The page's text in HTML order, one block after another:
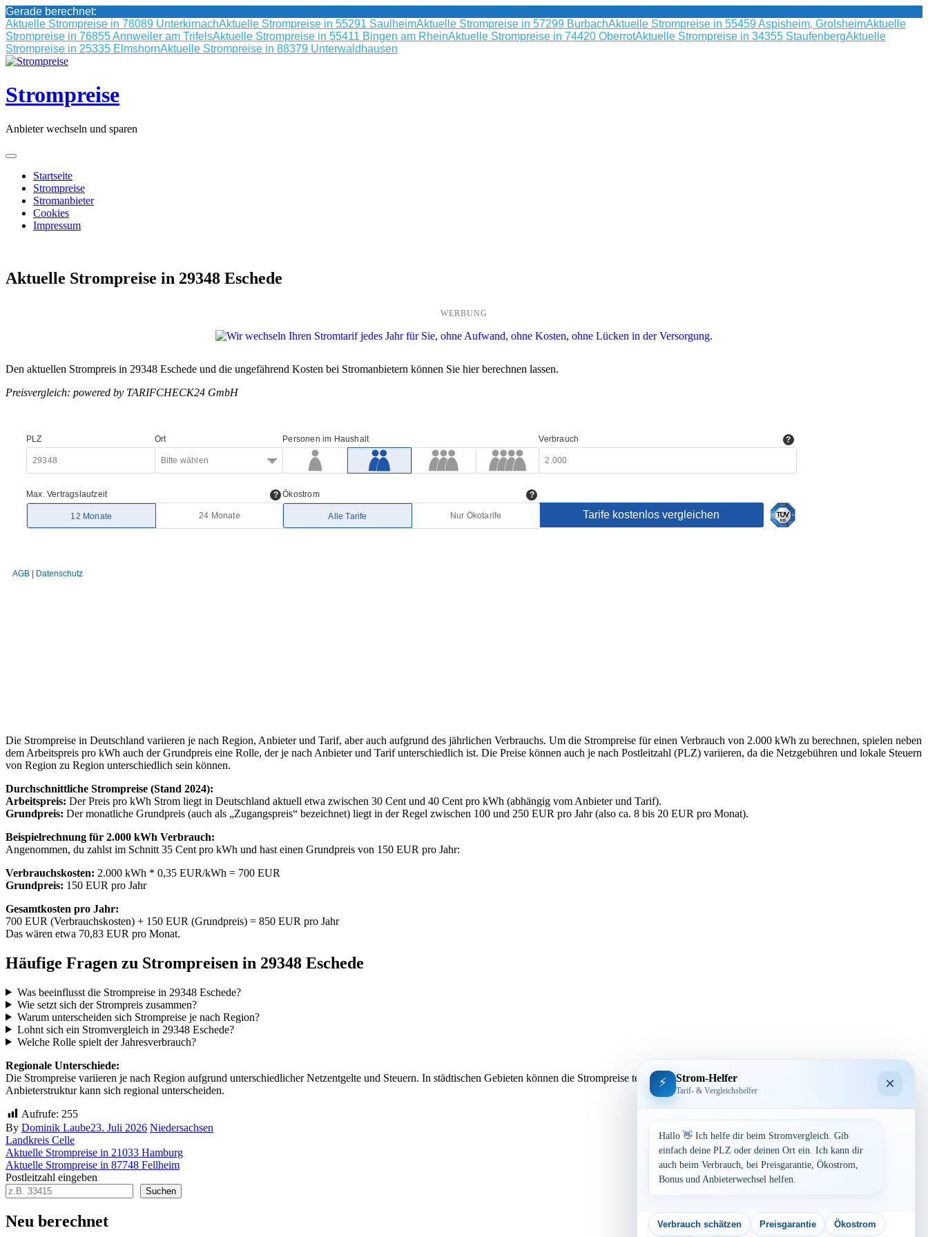
Gerade berechnet:
Aktuelle Strompreise in 78089 UnterkirnachAktuelle Strompreise in 55291 SaulheimAktuelle Strompreise in 57299 BurbachAktuelle Strompreise in 55459 Aspisheim, GrolsheimAktuelle
Strompreise in 76855 Annweiler am TrifelsAktuelle Strompreise in 55411 Bingen am RheinAktuelle Strompreise in 74420 OberrotAktuelle Strompreise in 34355 StaufenbergAktuelle
Strompreise in 25335 ElmshornAktuelle Strompreise in 88379 Unterwaldhausen
Skip
content
Strompreise
Anbieter wechseln und sparen
Startseite
Strompreise
Stromanbieter
Cookies
Impressum
Aktuelle Strompreise in 29348 Eschede
WERBUNG
Den aktuellen Strompreis in 29348 Eschede und die ungefährend Kosten bei Stromanbietern können Sie hier berechnen lassen.
Preisvergleich: powered by TARIFCHECK24 GmbH
Die Strompreise in Deutschland variieren je nach Region, Anbieter und Tarif, aber auch aufgrund des jährlichen Verbrauchs. Um die Strompreise für einen Verbrauch von 2.000 kWh zu berechnen, spielen neben
dem Arbeitspreis pro kWh auch der Grundpreis eine Rolle, der je nach Anbieter und Tarif unterschiedlich ist. Die Preise können auch je nach Postleitzahl (PLZ) variieren, da die Netzgebühren und lokale Steuern
von Region zu Region unterschiedlich sein können.
Durchschnittliche Strompreise (Stand 2024):
Arbeitspreis: Der Preis pro kWh Strom liegt in Deutschland aktuell etwa zwischen 30 Cent und 40 Cent pro kWh (abhängig vom Anbieter und Tarif).
Grundpreis: Der monatliche Grundpreis (auch als „Zugangspreis“ bezeichnet) liegt in der Regel zwischen 100 und 250 EUR pro Jahr (also ca. 8 bis 20 EUR pro Monat).
Beispielrechnung für 2.000 kWh Verbrauch:
Angenommen, du zahlst im Schnitt 35 Cent pro kWh und hast einen Grundpreis von 150 EUR pro Jahr:
Verbrauchskosten: 2.000 kWh * 0,35 EUR/kWh = 700 EUR
Grundpreis: 150 EUR pro Jahr
Gesamtkosten pro Jahr:
700 EUR (Verbrauchskosten) + 150 EUR (Grundpreis) = 850 EUR pro Jahr
Das wären etwa 70,83 EUR pro Monat.
Häufige Fragen zu Strompreisen in 29348 Eschede
Was beeinflusst die Strompreise in 29348 Eschede?
Wie setzt sich der Strompreis zusammen?
Warum unterscheiden sich Strompreise je nach Region?
Lohnt sich ein Stromvergleich in 29348 Eschede?
Welche Rolle spielt der Jahresverbrauch?
Regionale Unterschiede:
Die Strompreise variieren je nach Region aufgrund unterschiedlicher Netzentgelte und Steuern. In städtischen Gebieten können die Strompreise tendenziell höher sein als in ländlicheren Gegenden. Auch die
Anbieterstruktur kann sich regional unterscheiden.
Aufrufe: 255
By Dominik Laube23. Juli 2026 Niedersachsen
Landkreis Celle
Beitragsnavigation
Aktuelle Strompreise in 21033 Hamburg
Aktuelle Strompreise in 87748 Fellheim
Postleitzahl eingeben
Suchen
Neu berechnet
⚡ Strom-Helfer
Tarif- & Vergleichshelfer ×
Hallo 👋 Ich helfe dir beim Stromvergleich. Gib
einfach deine PLZ oder deinen Ort ein. Ich kann dir
auch beim Verbrauch, bei Preisgarantie, Ökostrom,
Bonus und Anbieterwechsel helfen.
Verbrauch schätzen Preisgarantie Ökostrom